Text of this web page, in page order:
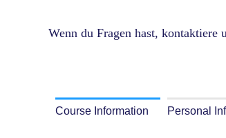
Wenn du Fragen hast, kontaktiere
Course Information Personal